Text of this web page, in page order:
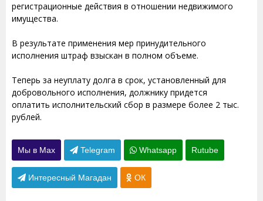
регистрационные действия в отношении недвижимого
имущества.
В результате применения мер принудительного
исполнения штраф взыскан в полном объеме.
Теперь за неуплату долга в срок, установленный для
добровольного исполнения, должнику придется
оплатить исполнительский сбор в размере более 2 тыс.
рублей.
Мы в Max Telegram Whatsapp Rutube
Интересный Магадан ОК